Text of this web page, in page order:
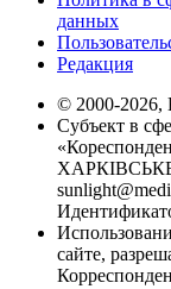
данных
Редакция
© 2000-2026,
Субъект в
ХАРКІВСЬКЕ
сайте,